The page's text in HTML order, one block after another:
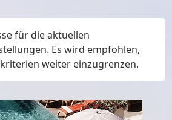
für die aktuellen
Es wird empfohlen,
weiter einzugrenzen.